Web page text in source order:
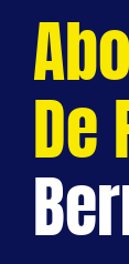
De